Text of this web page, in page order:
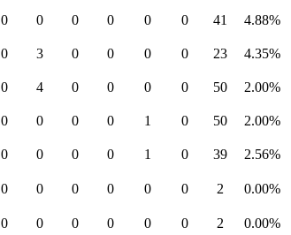
0 0 0 0 0 0 41 4.88%
0 3 0 0 0 0 23 4.35%
0 4 0 0 0 0 50 2.00%
0 0 0 0 1 0 50 2.00%
0 0 0 0 1 0 39 2.56%
0 0 0 0 0 0 2 0.00%
0 0 0 0 0 0 2 0.00%